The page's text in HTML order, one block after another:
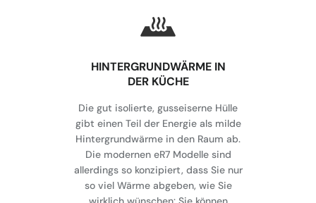
HINTERGRUNDWÄRME IN
DER KÜCHE
Die gut isolierte, gusseiserne Hülle
gibt einen Teil der Energie als milde
Hintergrundwärme in den Raum ab.
Die modernen eR7 Modelle sind
allerdings so konzipiert, dass Sie nur
so viel Wärme abgeben, wie Sie